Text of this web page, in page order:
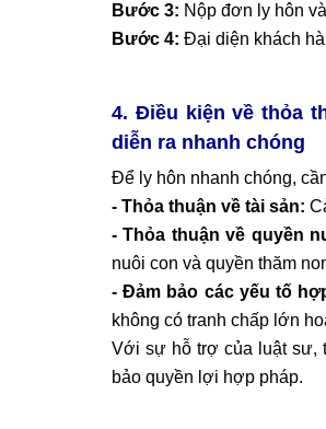
Bước 3: Nộp đơn ly hôn
Bước 4: Đại diện khách
4. Điều kiện về thỏa
diễn ra nhanh chóng
Để ly hôn nhanh chóng,
- Thỏa thuận về tài sản:
- Thỏa thuận về quyền
nuôi con và quyền thăm
- Đảm bảo các yếu tố
không có tranh chấp lớn
Với sự hỗ trợ của luật sư,
bảo quyền lợi hợp pháp.